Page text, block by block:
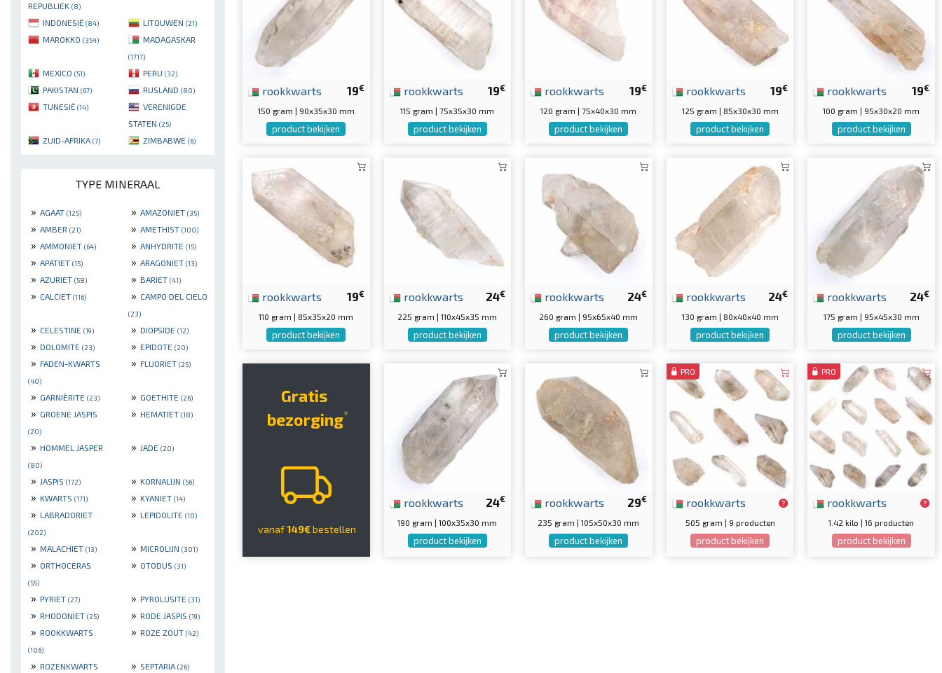
REPUBLIEK (8)
INDONESIË (84) LITOUWEN (21)
MAROKKO (354) MADAGASKAR
(1717)
MEXICO (51) PERU (32)
PAKISTAN (67) RUSLAND (80)
TUNESIË (14)
VERENIGDE
STATEN (25)
ZUID-AFRIKA (7) ZIMBABWE (6)
TYPE MINERAAL
» AGAAT (125) » AMAZONIET (35)
» AMBER (21) » AMETHIST (100)
» AMMONIET (64) » ANHYDRITE (15)
» APATIET (15) » ARAGONIET (13)
» AZURIET (58) » BARIET (41)
» CALCIET (116) » CAMPO DEL CIELO
(23)
» CELESTINE (19) » DIOPSIDE (12)
» DOLOMITE (23) » EPIDOTE (20)
» FADEN-KWARTS
(40)
» FLUORIET (25)
» GARNIÈRITE (23) » GOETHITE (26)
» GROENE JASPIS
(20)
» HEMATIET (18)
» HOMMEL JASPER
(80)
» JADE (20)
» JASPIS (172) » KORNALIJN (56)
» KWARTS (171) » KYANIET (14)
» LABRADORIET
(202)
» LEPIDOLITE (10)
» MALACHIET (13) » MICROLIJN (301)
» ORTHOCERAS
(55)
» OTODUS (31)
» PYRIET (27) » PYROLUSITE (31)
» RHODONIET (25) » RODE JASPIS (19)
» ROOKKWARTS
(106)
» ROZE ZOUT (42)
» ROZENKWARTS » SEPTARIA (26)
19€
rookkwarts
150 gram | 90x35x30 mm
product bekijken
19€
rookkwarts
115 gram | 75x35x30 mm
product bekijken
19€
rookkwarts
120 gram | 75x40x30 mm
product bekijken
19€
rookkwarts
125 gram | 85x30x30 mm
product bekijken
19€
rookkwarts
100 gram | 95x30x20 mm
product bekijken
19€
rookkwarts
110 gram | 85x35x20 mm
product bekijken
24€
rookkwarts
225 gram | 110x45x35 mm
product bekijken
24€
rookkwarts
260 gram | 95x65x40 mm
product bekijken
24€
rookkwarts
130 gram | 80x40x40 mm
product bekijken
24€
rookkwarts
175 gram | 95x45x30 mm
product bekijken
Gratis
bezorging*
vanaf149€bestellen
24€
rookkwarts
190 gram | 100x35x30 mm
product bekijken
29€
rookkwarts
235 gram | 105x50x30 mm
product bekijken
PRO
rookkwarts
505 gram | 9 producten
product bekijken
PRO
rookkwarts
1.42 kilo | 16 producten
product bekijken